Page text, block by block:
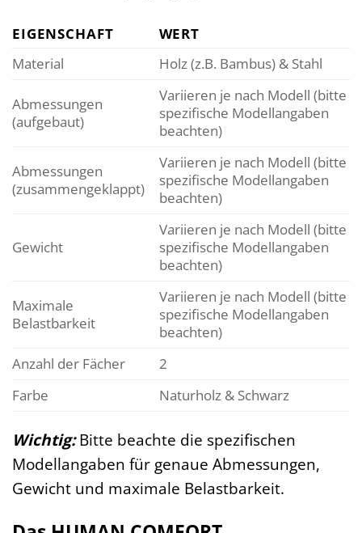
EIGENSCHAFT
WERT
Material
Holz (z.B. Bambus) & Stahl
Abmessungen
(aufgebaut)
Variieren je nach Modell (bitte
spezifische Modellangaben
beachten)
Abmessungen
(zusammengeklappt)
Variieren je nach Modell (bitte
spezifische Modellangaben
beachten)
Gewicht
Variieren je nach Modell (bitte
spezifische Modellangaben
beachten)
Maximale
Belastbarkeit
Variieren je nach Modell (bitte
spezifische Modellangaben
beachten)
Anzahl der Fächer
2
Farbe
Naturholz & Schwarz
Wichtig:Bitte beachte die spezifischen
Modellangaben für genaue Abmessungen,
Gewicht und maximale Belastbarkeit.